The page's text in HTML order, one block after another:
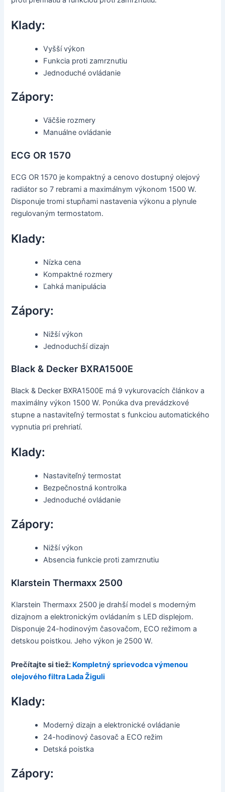
Klady:
Vyšší výkon
Funkcia proti zamrznutiu
Jednoduché ovládanie
Zápory:
Väčšie rozmery
Manuálne ovládanie
ECG OR 1570
ECG OR 1570 je kompaktný a cenovo dostupný olejový
radiátor so 7 rebrami a maximálnym výkonom 1500 W.
Disponuje tromi stupňami nastavenia výkonu a plynule
regulovaným termostatom.
Klady:
Nízka cena
Kompaktné rozmery
Ľahká manipulácia
Zápory:
Nižší výkon
Jednoduchší dizajn
Black & Decker BXRA1500E
Black & Decker BXRA1500E má 9 vykurovacích článkov a
maximálny výkon 1500 W. Ponúka dva prevádzkové
stupne a nastaviteľný termostat s funkciou automatického
vypnutia pri prehriatí.
Klady:
Nastaviteľný termostat
Bezpečnostná kontrolka
Jednoduché ovládanie
Zápory:
Nižší výkon
Absencia funkcie proti zamrznutiu
Klarstein Thermaxx 2500
Klarstein Thermaxx 2500 je drahší model s moderným
dizajnom a elektronickým ovládaním s LED displejom.
Disponuje 24-hodinovým časovačom, ECO režimom a
detskou poistkou. Jeho výkon je 2500 W.
Prečítajte si tiež: Kompletný sprievodca výmenou
olejového filtra Lada Žiguli
Klady:
Moderný dizajn a elektronické ovládanie
24-hodinový časovač a ECO režim
Detská poistka
Zápory: